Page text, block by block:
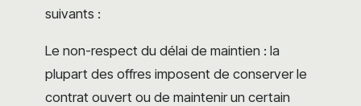
suivants :
Le non-respect du délai de maintien : la
plupart des offres imposent de conserver le
contrat ouvert ou de maintenir un certain